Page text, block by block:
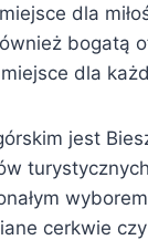
dla
bogatą
dla
jest
cerkwie